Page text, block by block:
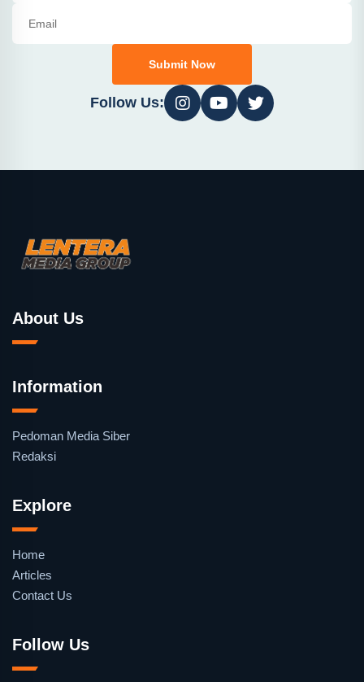
Submit Now
Follow Us:
About Us
Information
Pedoman Media Siber
Redaksi
Explore
Home
Articles
Contact Us
Follow Us